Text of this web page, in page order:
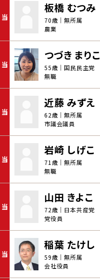
当
板橋 むつみ
70歳｜無所属
農業
当
つづき まりこ
55歳｜国民民主党
無職
当
近藤 みずえ
62歳｜無所属
市議会議員
当
岩崎 しげこ
71歳｜無所属
無職
当
山田 きよこ
72歳｜日本共産党
党役員
当
稲葉 たけし
59歳｜無所属
会社役員